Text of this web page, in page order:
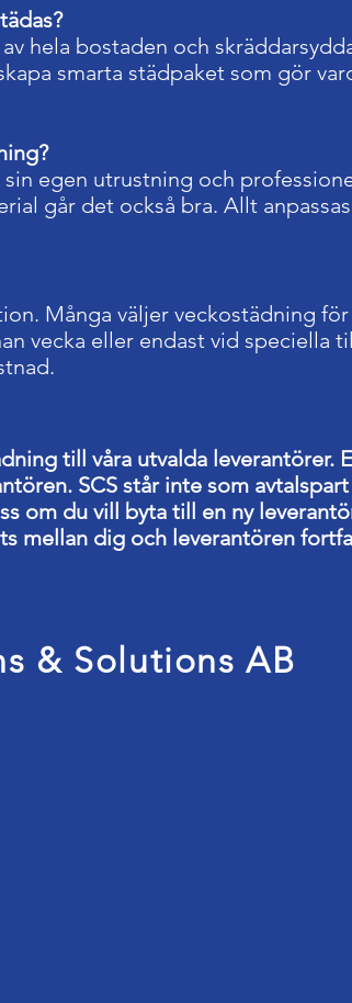
hela bostaden och
smarta städpaket som gör
egen utrustning och
går det också bra. Allt
Många väljer veckostädning
vecka eller endast vid speciella
till våra utvalda leverantörer.
SCS står inte som
om du vill byta till en ny
mellan dig och leverantören
& Solutions AB